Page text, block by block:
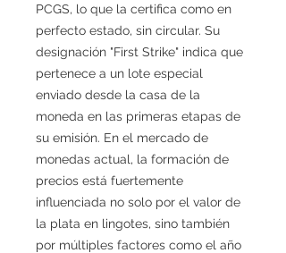
PCGS, lo que la certifica como en
perfecto estado, sin circular. Su
designación "First Strike" indica que
pertenece a un lote especial
enviado desde la casa de la
moneda en las primeras etapas de
su emisión. En el mercado de
monedas actual, la formación de
precios está fuertemente
influenciada no solo por el valor de
la plata en lingotes, sino también
por múltiples factores como el año